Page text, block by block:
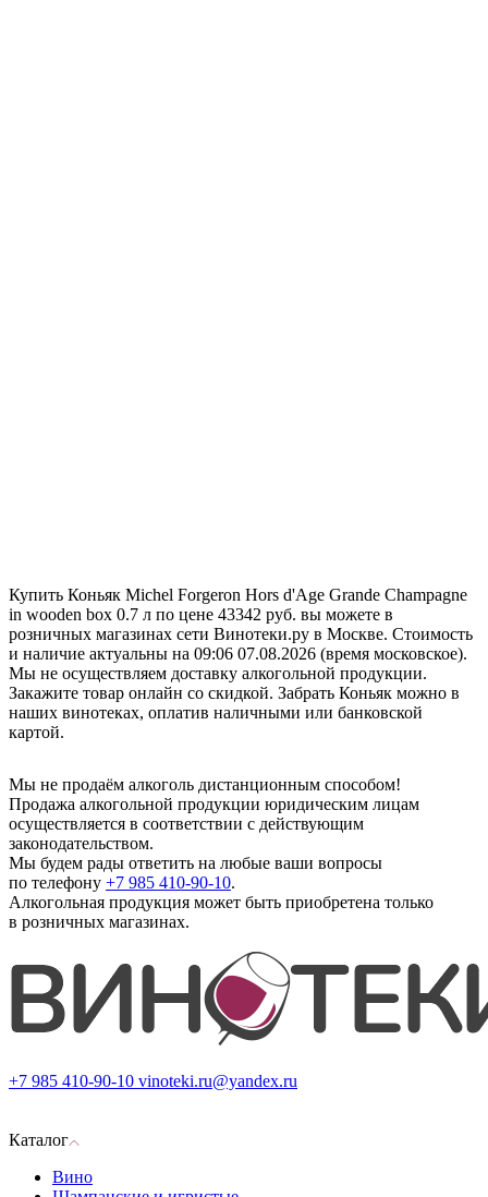
Купить Коньяк Michel Forgeron Hors d'Age Grande Champagne
in wooden box 0.7 л по цене 43342 руб. вы можете в
розничных магазинах сети Винотеки.ру в Москве. Стоимость
и наличие актуальны на 09:06 07.08.2026 (время московское).
Мы не осуществляем доставку алкогольной продукции.
Закажите товар онлайн со скидкой. Забрать Коньяк можно в
наших винотеках, оплатив наличными или банковской
картой.
Мы не продаём алкоголь дистанционным способом!
Продажа алкогольной продукции юридическим лицам
осуществляется в соответствии с действующим
законодательством.
Мы будем рады ответить на любые ваши вопросы
по телефону +7 985 410-90-10.
Алкогольная продукция может быть приобретена только
в розничных магазинах.
+7 985 410-90-10 vinoteki.ru@yandex.ru
Каталог
Вино